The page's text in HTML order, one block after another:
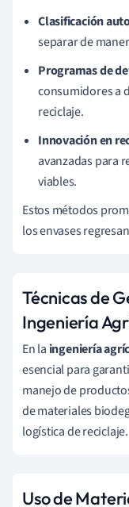
Clasificación
separar de
Programas de
consumidores a
reciclaje.
Innovación en
avanzadas para
viables.
Estos métodos
los envases
Técnicas de
Ingeniería
En la ingeniería
esencial para
manejo de
de materiales
logística de reciclaje.
Uso de